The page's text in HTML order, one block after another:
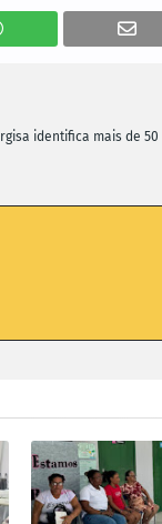
identifica mais de